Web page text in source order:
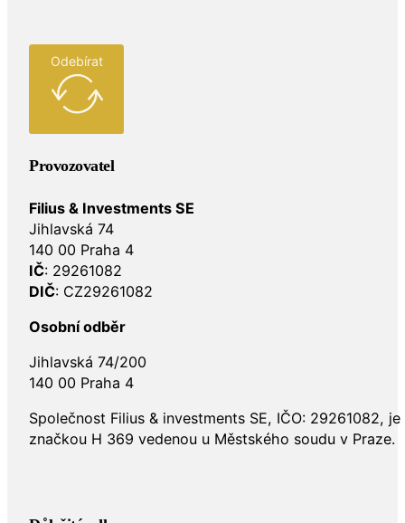
Odebírat
Provozovatel
Filius & Investments SE
Jihlavská 74
140 00 Praha 4
IČ: 29261082
DIČ: CZ29261082
Osobní odběr
Jihlavská 74/200
140 00 Praha 4
Společnost Filius & investments SE, IČO: 29261082,
značkou H 369 vedenou u Městského soudu v Praze.